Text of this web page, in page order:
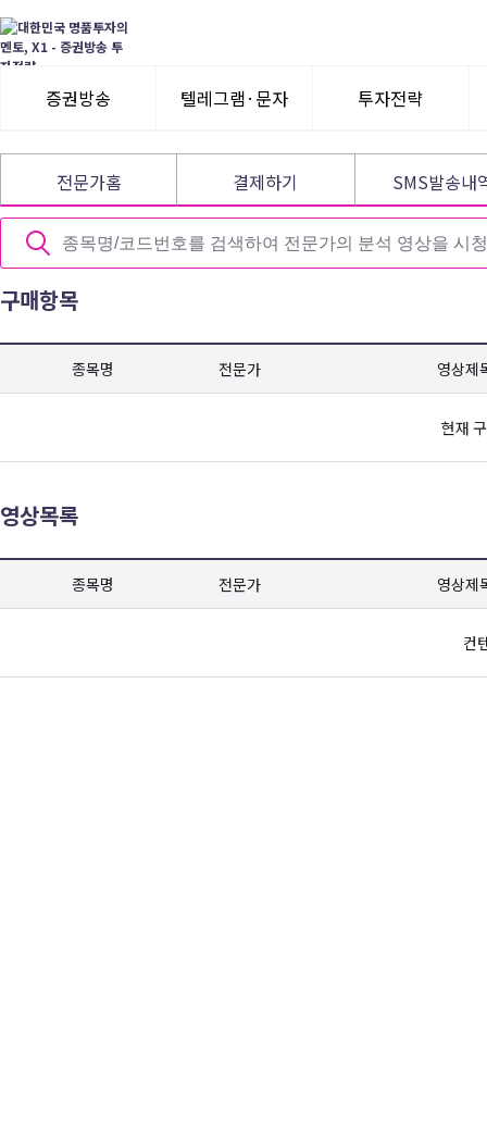
증권방송
3일 무료체험
수익률뽐내기
이용후기
텔레그램·문자
텔레그램 체험
3일 무료체험
투자전략
모멘텀이슈
전문가홈 결제하기 SMS발송내
구매항목
종목명 전문가 영상제
현재
영상목록
종목명 전문가 영상제
컨